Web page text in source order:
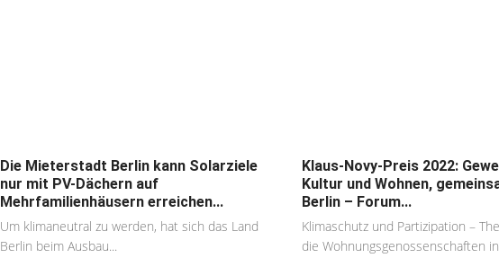
Die Mieterstadt Berlin kann Solarziele
nur mit PV-Dächern auf
Mehrfamilienhäusern erreichen...
Um klimaneutral zu werden, hat sich das Land
Berlin beim Ausbau...
Klaus-Novy-Preis 2022:
Kultur und Wohnen,
Berlin – Forum...
Klimaschutz und Partizipation –
die Wohnungsgenossenschaften